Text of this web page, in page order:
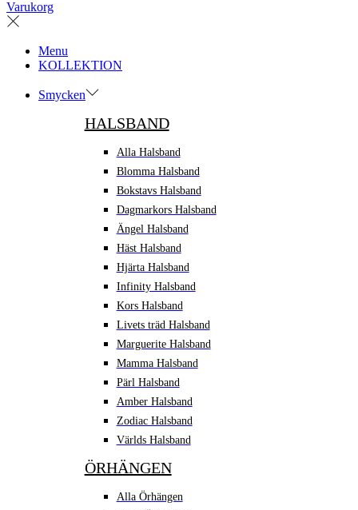
Varukorg
Menu
KOLLEKTION
Smycken
HALSBAND
Alla Halsband
Blomma Halsband
Bokstavs Halsband
Dagmarkors Halsband
Ängel Halsband
Häst Halsband
Hjärta Halsband
Infinity Halsband
Kors Halsband
Livets träd Halsband
Marguerite Halsband
Mamma Halsband
Pärl Halsband
Amber Halsband
Zodiac Halsband
Världs Halsband
ÖRHÄNGEN
Alla Örhängen